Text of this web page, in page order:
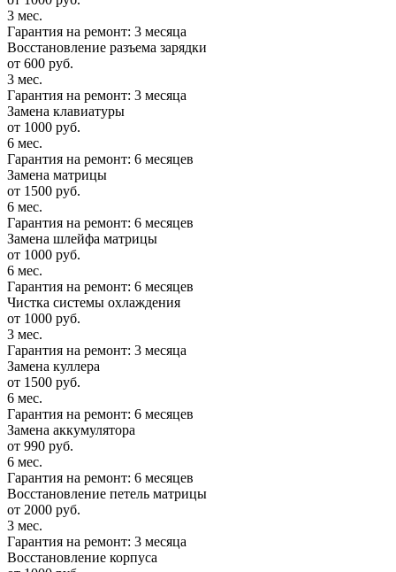
3 мес.
Гарантия на ремонт: 3 месяца
Восстановление разъема зарядки
от 600 руб.
3 мес.
Гарантия на ремонт: 3 месяца
Замена клавиатуры
от 1000 руб.
6 мес.
Гарантия на ремонт: 6 месяцев
Замена матрицы
от 1500 руб.
6 мес.
Гарантия на ремонт: 6 месяцев
Замена шлейфа матрицы
от 1000 руб.
6 мес.
Гарантия на ремонт: 6 месяцев
Чистка системы охлаждения
от 1000 руб.
3 мес.
Гарантия на ремонт: 3 месяца
Замена куллера
от 1500 руб.
6 мес.
Гарантия на ремонт: 6 месяцев
Замена аккумулятора
от 990 руб.
6 мес.
Гарантия на ремонт: 6 месяцев
Восстановление петель матрицы
от 2000 руб.
3 мес.
Гарантия на ремонт: 3 месяца
Восстановление корпуса